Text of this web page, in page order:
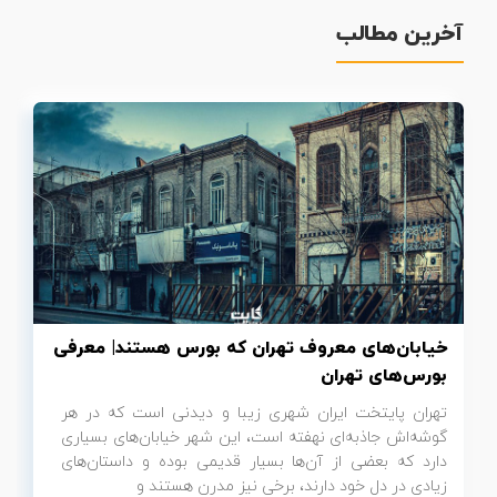
آخرین مطالب
خیابان‌های معروف تهران که بورس هستند| معرفی
بورس‌های تهران
تهران پایتخت ایران شهری زیبا و دیدنی است که در هر
گوشه‌اش جاذبه‌ای نهفته است، این شهر خیابان‌های بسیاری
دارد که بعضی از آن‌ها بسیار قدیمی بوده و داستان‌های
زیادی در دل خود دارند، برخی نیز مدرن هستند و
تور سوباتان
تور مرداب هسل
تور کاشان
تور اصفهان
تور ترکمن صحرا
تور آفرود